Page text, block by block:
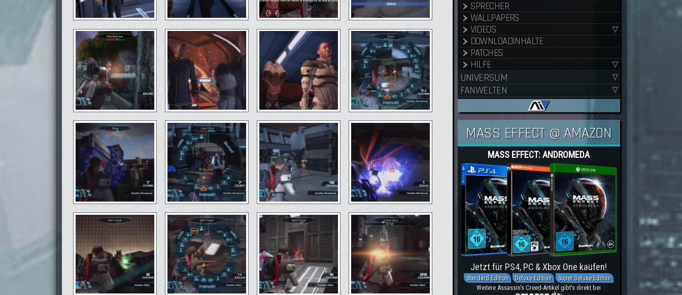
SPRECHER
WALLPAPERS
VIDEOS
DOWNLOADINHALTE
PATCHES
HILFE
UNIVERSUM
FANWELTEN
MASS EFFECT @ AMAZON
MASS EFFECT: ANDROMEDA
Jetzt für PS4, PC & Xbox One kaufen!
Standard Edition Deluxe Edition
Super Deluxe Edition
Weitere Assassin's Creed-Artikel gibt's direkt bei